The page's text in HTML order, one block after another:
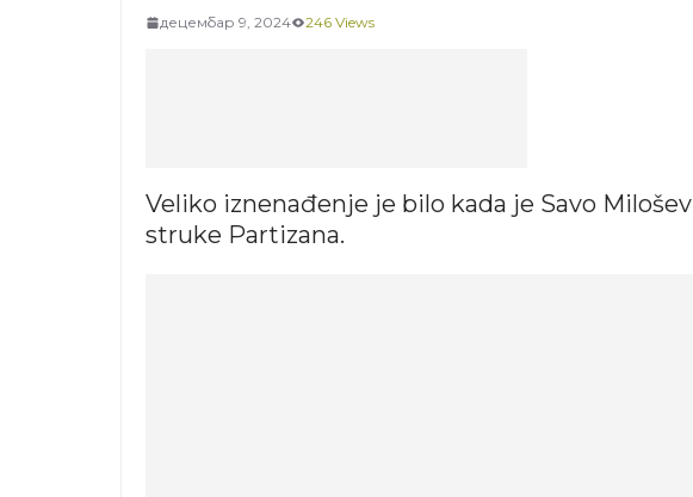
децембар 9, 2024 246 Views
Veliko iznenađenje je bilo kada je Savo
struke Partizana.